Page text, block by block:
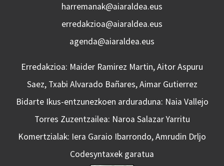
harremanak@aiaraldea.eus
erredakzioa@aiaraldea.eus
agenda@aiaraldea.eus
Erredakzioa: Maider Ramirez Martin, Aitor Aspuru
Saez, Txabi Alvarado Bañares, Aimar Gutierrez
Bidarte Ikus-entzunezkoen arduraduna: Naia Vallejo
Torres Zuzentzailea: Naroa Salazar Yarritu
Komertzialak: Iera Garaio Ibarrondo, Amrudin Drljo
Codesyntaxek garatua